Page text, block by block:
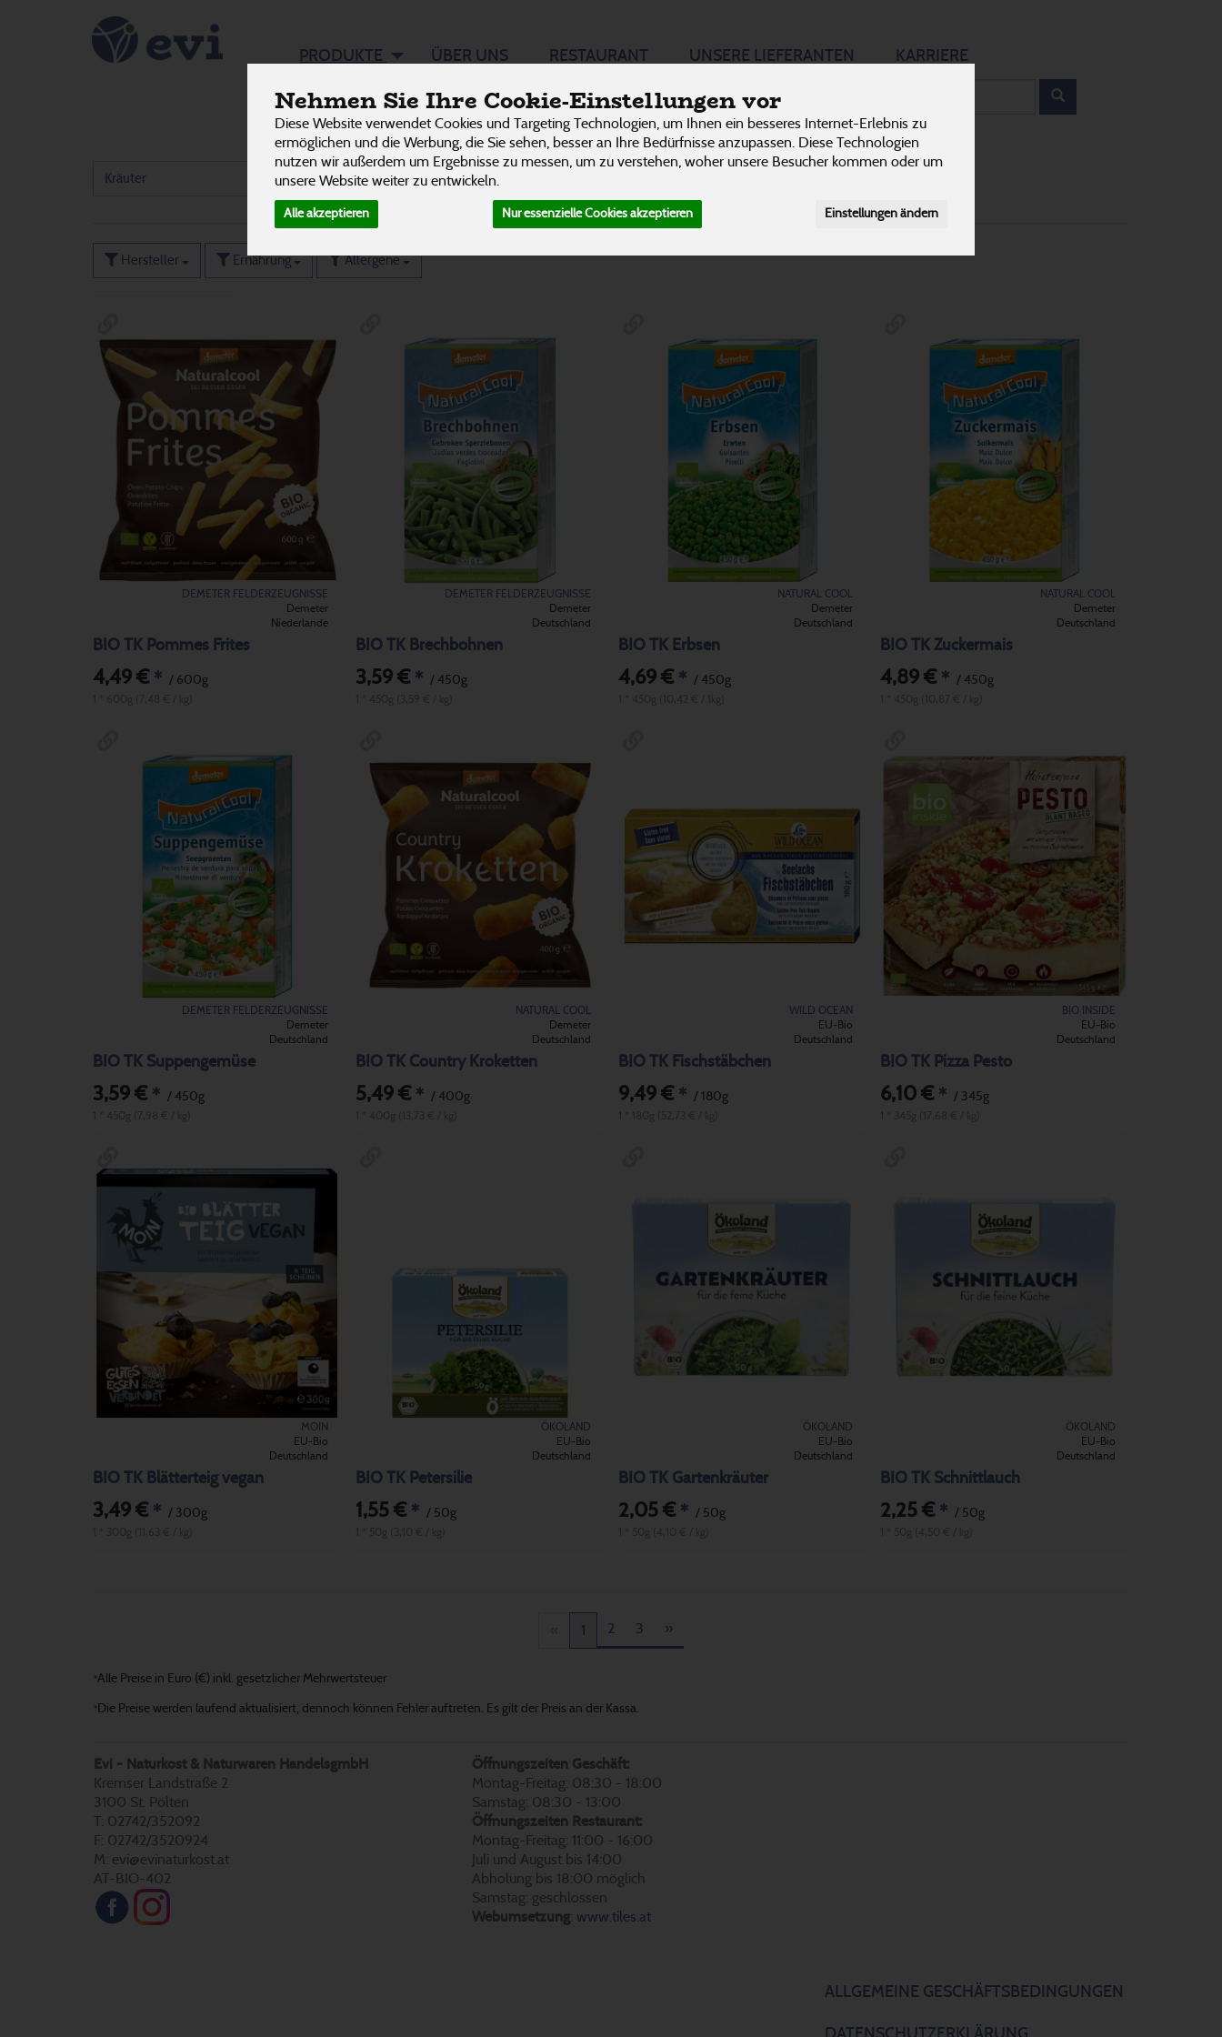
Nehmen Sie Ihre Cookie-Einstellungen vor
Diese Website verwendet Cookies und Targeting Technologien, um Ihnen ein besseres Internet-Erlebnis zu
ermöglichen und die Werbung, die Sie sehen, besser an Ihre Bedürfnisse anzupassen. Diese Technologien
nutzen wir außerdem um Ergebnisse zu messen, um zu verstehen, woher unsere Besucher kommen oder um
unsere Website weiter zu entwickeln.
Alle akzeptieren Nur essenzielle Cookies akzeptieren Einstellungen ändern
PRODUKTE ÜBER UNS RESTAURANT UNSERE LIEFERANTEN KARRIERE
Tiefkühlprodukte
4 Fertiggerichte Gemüse
3
Kräuter Obst
Hersteller Ernährung Allergene
DEMETER FELDERZEUGNISSE
Demeter
Niederlande
BIO TK Pommes Frites
4,49 € * / 600g
DEMETER FELDERZEUGNISSE
Demeter
Deutschland
BIO TK Brechbohnen
3,59 €* / 450g
NATURAL COOL
Demeter
Deutschland
BIO TK Erbsen
4,69 €* / 450g
NATURAL COOL
Demeter
Deutschland
BIO TK Zuckermais
4,89 € * / 450g
DEMETER FELDERZEUGNISSE
Demeter
Deutschland
BIO TK Suppengemüse
3,59 € * / 450g
NATURAL COOL
Demeter
Deutschland
BIO TK Country Kroketten
5,49 €* / 400g
WILD OCEAN
EU-Bio
Deutschland
BIO TK Fischstäbchen
9,49 €* / 180g
BIO INSIDE
EU-Bio
Deutschland
BIO TK Pizza Pesto
6,10 € * / 345g
MOIN
EU-Bio
Deutschland
BIO TK Blätterteig vegan
3,49 € * / 300g
ÖKOLAND
EU-Bio
Deutschland
BIO TK Petersilie
1,55 €* / 50g
ÖKOLAND
EU-Bio
Deutschland
BIO TK Gartenkräuter
2,05 €* / 50g
ÖKOLAND
EU-Bio
Deutschland
BIO TK Schnittlauch
2,25 € * / 50g
1 2 3 »
*Alle Preise in Euro (€) inkl. gesetzlicher Mehrwertsteuer
* Die Preise werden laufend aktualisiert, dennoch können Fehler auftreten. Es gilt der Preis an der Kassa.
Evi - Naturkost & Naturwaren HandelsgmbH
Kremser Landstraße 2
3100 St. Pölten
T: 02742/352092
F: 02742/3520924
M: evi@evinaturkost.at
AT-BIO-402
Öffnungszeiten Geschäft:
Montag-Freitag: 08:30 - 18:00
Samstag: 08:30 - 13:00
Öffnungszeiten Restaurant:
Montag-Freitag: 11:00 - 16:00
Juli und August bis 14:00
Abholung bis 18:00 möglich
Samstag: geschlossen
Webumsetzung: www.tiles.at
ALLGEMEINE GESCHÄFTSBEDINGUNGEN